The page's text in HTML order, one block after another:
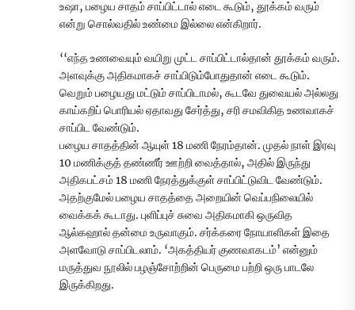
உஷா, பழைய சாதம் சாப்பிட்டால் எடை கூடும், தூக்கம் வரும்
என்று சொல்வதில் உண்மை இல்லை என்கிறார்.
‘‘எந்த உணவையும் வயிறு முட்ட சாப்பிட்டால்தான் தூக்கம் வரும்.
அளவுக்கு அதிகமாகச் சாப்பிடும்போதுதான் எடை கூடும்.
வெறும் பழையது மட்டும் சாப்பிடாமல், கூடவே துவையல் அல்லது
காய்கறிப் பொரியல் ஏதாவது சேர்த்து, சரி சமவிகித உணவாகச்
சாப்பிட வேண்டும்.
பழைய சாதத்தின் ஆயுள் 18 மணி நேரம்தான். முதல் நாள் இரவு
10 மணிக்குத் தண்ணீர் ஊற்றி வைத்தால், அதில் இருந்து
அதிகபட்சம் 18 மணி நேரத்துக்குள் சாப்பிட்டுவிட வேண்டும்.
அதற்குமேல் பழைய சாதத்தை அறையின் வெப்பநிலையில்
வைக்கக் கூடாது. புளிப்புச் சுவை அதிகமாகி ஒருவித
ஆல்கஹால் தன்மை உருவாகும். சர்க்கரை நோயாளிகள் இதை
அளவோடு சாப்பிடலாம். ‘அகத்தியர் குணவாகடம்’ என்னும்
மருத்துவ நூலில் பழஞ்சோற்றின் பெருமை பற்றி ஒரு பாடலே
இருக்கிறது.